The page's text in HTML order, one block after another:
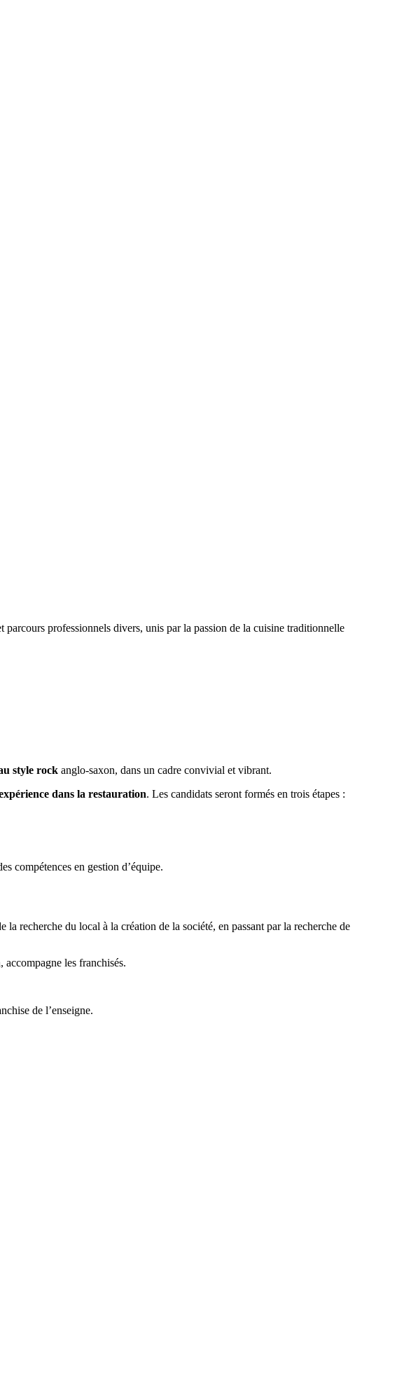
professionnels divers, unis par la passion de la cuisine traditionnelle
style rock anglo-saxon, dans un cadre convivial et vibrant.
dans la restauration. Les candidats seront formés en trois étapes :
compétences en gestion d’équipe.
recherche du local à la création de la société, en passant par la recherche de
les franchisés.
de l’enseigne.